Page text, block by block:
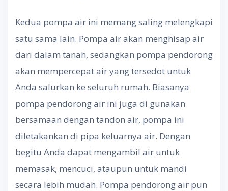
Kedua pompa air ini memang saling melengkapi
satu sama lain. Pompa air akan menghisap air
dari dalam tanah, sedangkan pompa pendorong
akan mempercepat air yang tersedot untuk
Anda salurkan ke seluruh rumah. Biasanya
pompa pendorong air ini juga di gunakan
bersamaan dengan tandon air, pompa ini
diletakankan di pipa keluarnya air. Dengan
begitu Anda dapat mengambil air untuk
memasak, mencuci, ataupun untuk mandi
secara lebih mudah. Pompa pendorong air pun